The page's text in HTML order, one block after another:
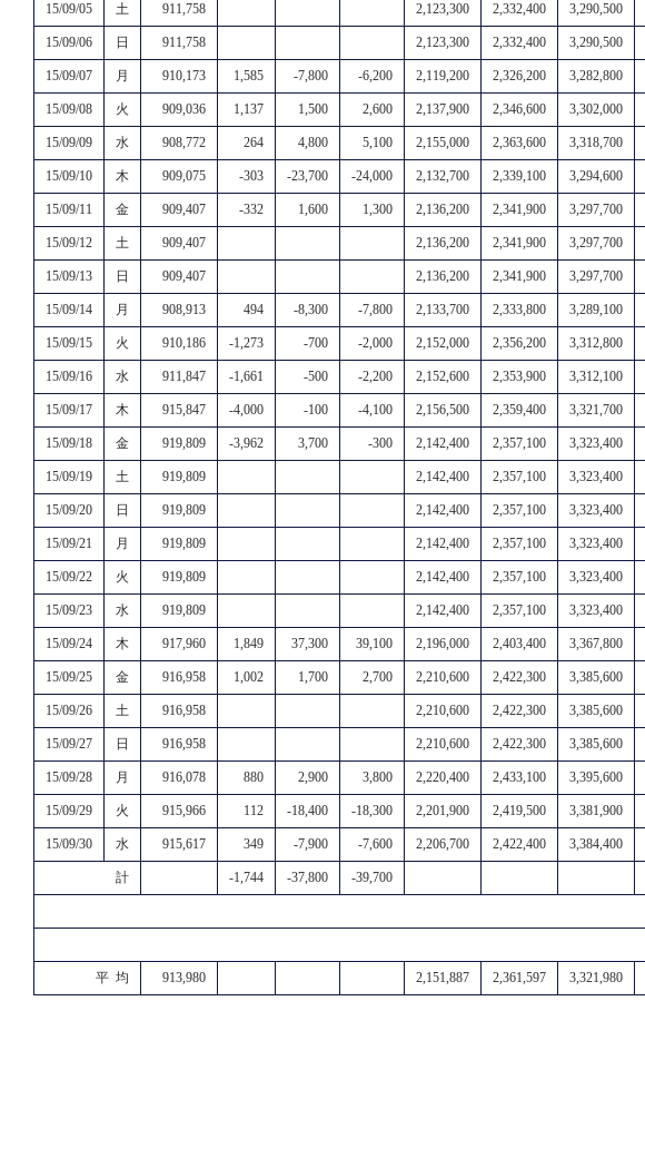
15/09/05 土 911,758 2,123,300 2,332,400 3,290,500
15/09/06 日 911,758 2,123,300 2,332,400 3,290,500
15/09/07 月 910,173 1,585 -7,800 -6,200 2,119,200 2,326,200 3,282,800
15/09/08 火 909,036 1,137 1,500 2,600 2,137,900 2,346,600 3,302,000
15/09/09 水 908,772 264 4,800 5,100 2,155,000 2,363,600 3,318,700
15/09/10 木 909,075 -303 -23,700 -24,000 2,132,700 2,339,100 3,294,600
15/09/11 金 909,407 -332 1,600 1,300 2,136,200 2,341,900 3,297,700
15/09/12 土 909,407 2,136,200 2,341,900 3,297,700
15/09/13 日 909,407 2,136,200 2,341,900 3,297,700
15/09/14 月 908,913 494 -8,300 -7,800 2,133,700 2,333,800 3,289,100
15/09/15 火 910,186 -1,273 -700 -2,000 2,152,000 2,356,200 3,312,800
15/09/16 水 911,847 -1,661 -500 -2,200 2,152,600 2,353,900 3,312,100
15/09/17 木 915,847 -4,000 -100 -4,100 2,156,500 2,359,400 3,321,700
15/09/18 金 919,809 -3,962 3,700 -300 2,142,400 2,357,100 3,323,400
15/09/19 土 919,809 2,142,400 2,357,100 3,323,400
15/09/20 日 919,809 2,142,400 2,357,100 3,323,400
15/09/21 月 919,809 2,142,400 2,357,100 3,323,400
15/09/22 火 919,809 2,142,400 2,357,100 3,323,400
15/09/23 水 919,809 2,142,400 2,357,100 3,323,400
15/09/24 木 917,960 1,849 37,300 39,100 2,196,000 2,403,400 3,367,800
15/09/25 金 916,958 1,002 1,700 2,700 2,210,600 2,422,300 3,385,600
15/09/26 土 916,958 2,210,600 2,422,300 3,385,600
15/09/27 日 916,958 2,210,600 2,422,300 3,385,600
15/09/28 月 916,078 880 2,900 3,800 2,220,400 2,433,100 3,395,600
15/09/29 火 915,966 112 -18,400 -18,300 2,201,900 2,419,500 3,381,900
15/09/30 水 915,617 349 -7,900 -7,600 2,206,700 2,422,400 3,384,400
計 -1,744 -37,800 -39,700
平 均 913,980 2,151,887 2,361,597 3,321,980